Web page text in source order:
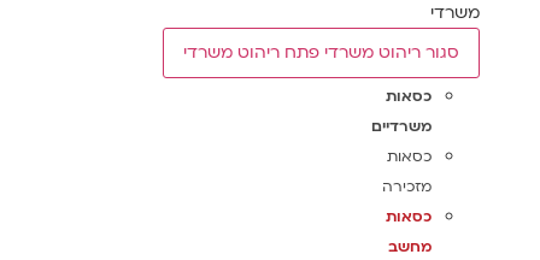
משרדי
סגור ריהוט משרדי פתח ריהוט משרדי
כסאות
משרדיים
כסאות
מזכירה
כסאות
מחשב